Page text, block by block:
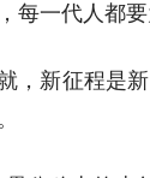
每一代人都
，新征程是